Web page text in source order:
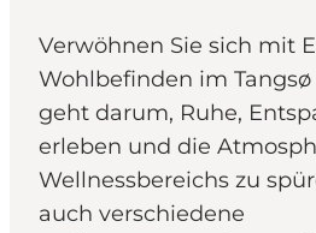
Verwöhnen Sie sich mit
Wohlbefinden im Tangsø
geht darum, Ruhe,
erleben und die
Wellnessbereichs zu
auch verschiedene